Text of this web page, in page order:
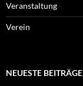
Veranstaltung
Verein
NEUESTE BEITRÄGE